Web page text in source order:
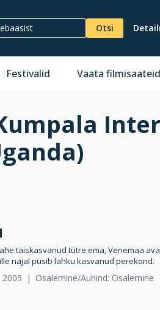
Otsi
Festivalid Vaata filmisaateid
täiskasvanud tütre ema, Venemaa
najal püsib lahku kasvanud perekond.
2005 Osalemine/Auhind: Osalemine